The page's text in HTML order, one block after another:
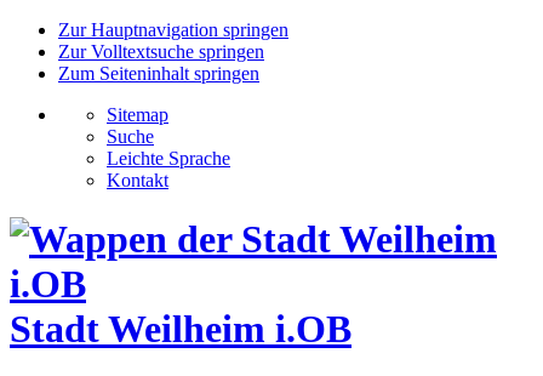
Zur Hauptnavigation springen
Zur Volltextsuche springen
Zum Seiteninhalt springen
Sitemap
Suche
Leichte Sprache
Kontakt
Stadt Weilheim i.OB